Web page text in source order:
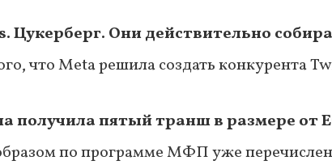
Цукерберг. Они действительно
что Meta решила создать конкурента
получила пятый транш в размере от
по программе МФП уже